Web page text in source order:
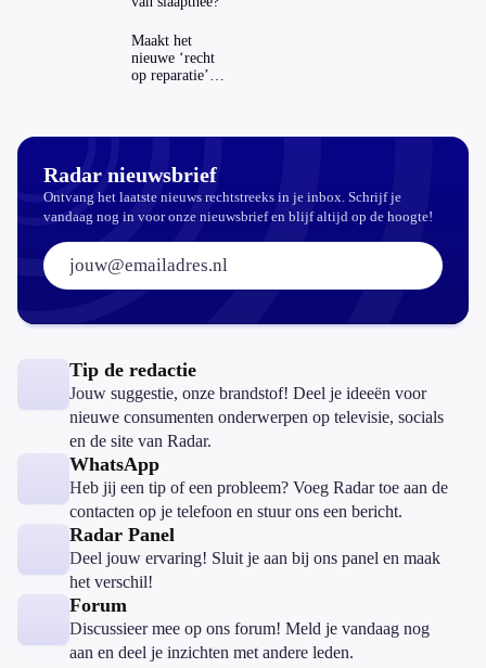
Maakt het
nieuwe ‘recht
op reparatie’
Radar nieuwsbrief
Ontvang het laatste nieuws rechtstreeks in je inbox. Schrijf je
vandaag nog in voor onze nieuwsbrief en blijf altijd op de hoogte!
E-mailadres:
Tip de redactie
Jouw suggestie, onze brandstof! Deel je ideeën voor
nieuwe consumenten onderwerpen op televisie, socials
en de site van Radar.
WhatsApp
Heb jij een tip of een probleem? Voeg Radar toe aan de
contacten op je telefoon en stuur ons een bericht.
Radar Panel
Deel jouw ervaring! Sluit je aan bij ons panel en maak
het verschil!
Forum
Discussieer mee op ons forum! Meld je vandaag nog
aan en deel je inzichten met andere leden.